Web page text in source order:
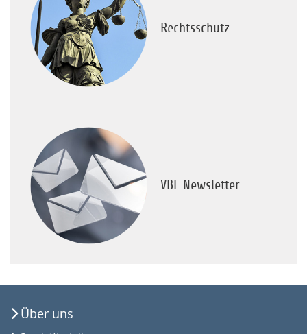
Rechtsschutz
VBE Newsletter
Über uns